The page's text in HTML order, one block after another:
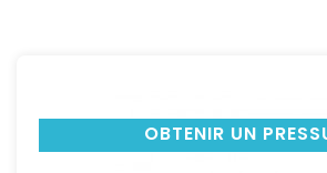
OBTENIR UN